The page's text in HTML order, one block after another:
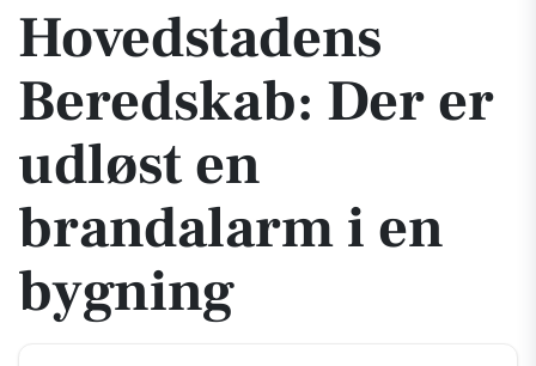
Hovedstadens
Beredskab: Der er
udløst en
brandalarm i en
bygning